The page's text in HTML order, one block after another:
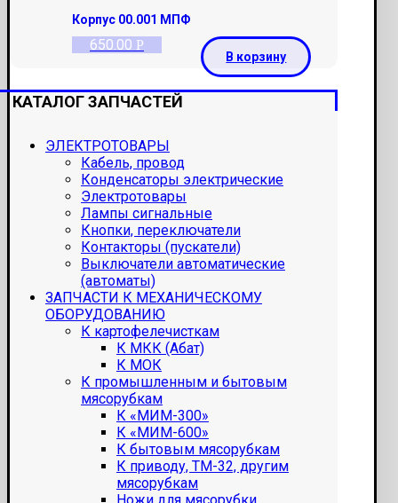
Корпус 00.001 МПФ
650.00 Р
В корзину
КАТАЛОГ ЗАПЧАСТЕЙ
ЭЛЕКТРОТОВАРЫ
Кабель, провод
Конденсаторы электрические
Электротовары
Лампы сигнальные
Кнопки, переключатели
Контакторы (пускатели)
Выключатели автоматические
(автоматы)
ЗАПЧАСТИ К МЕХАНИЧЕСКОМУ
ОБОРУДОВАНИЮ
К картофелечисткам
К МКК (Абат)
К МОК
К промышленным и бытовым
мясорубкам
К «МИМ-300»
К «МИМ-600»
К бытовым мясорубкам
К приводу, ТМ-32, другим
мясорубкам